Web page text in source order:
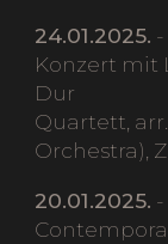
24.01.2025.
Konzert mit
Dur
Quartett,
Orchestra),
20.01.2025.